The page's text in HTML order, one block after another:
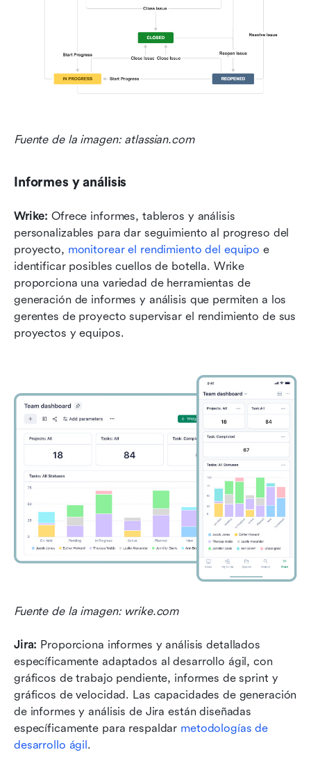
Fuente de la imagen: atlassian.com
Informes y análisis
Wrike: Ofrece informes, tableros y análisis
personalizables para dar seguimiento al progreso del
proyecto, monitorear el rendimiento del equipo e
identificar posibles cuellos de botella. Wrike
proporciona una variedad de herramientas de
generación de informes y análisis que permiten a los
gerentes de proyecto supervisar el rendimiento de sus
proyectos y equipos.
Fuente de la imagen: wrike.com
Jira: Proporciona informes y análisis detallados
específicamente adaptados al desarrollo ágil, con
gráficos de trabajo pendiente, informes de sprint y
gráficos de velocidad. Las capacidades de generación
de informes y análisis de Jira están diseñadas
específicamente para respaldar metodologías de
desarrollo ágil.